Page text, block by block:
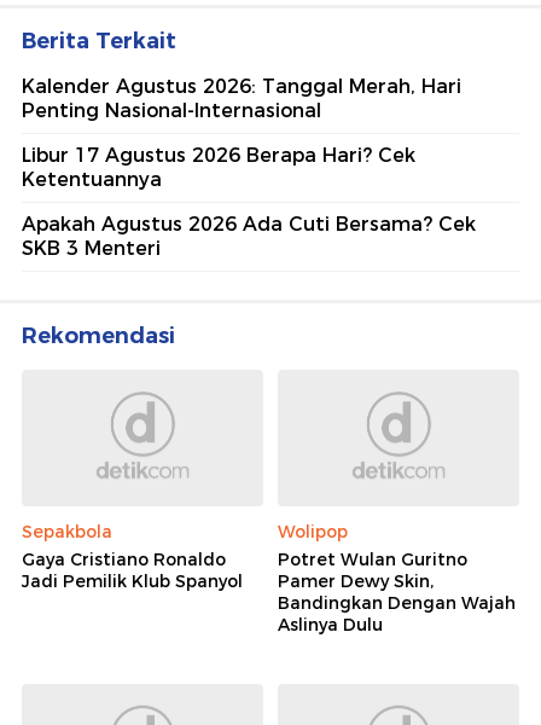
Berita Terkait
Kalender Agustus 2026: Tanggal Merah, Hari
Penting Nasional-Internasional
Libur 17 Agustus 2026 Berapa Hari? Cek
Ketentuannya
Apakah Agustus 2026 Ada Cuti Bersama? Cek
SKB 3 Menteri
Rekomendasi
Sepakbola
Gaya Cristiano Ronaldo
Jadi Pemilik Klub Spanyol
Wolipop
Potret Wulan Guritno
Pamer Dewy Skin,
Bandingkan Dengan Wajah
Aslinya Dulu